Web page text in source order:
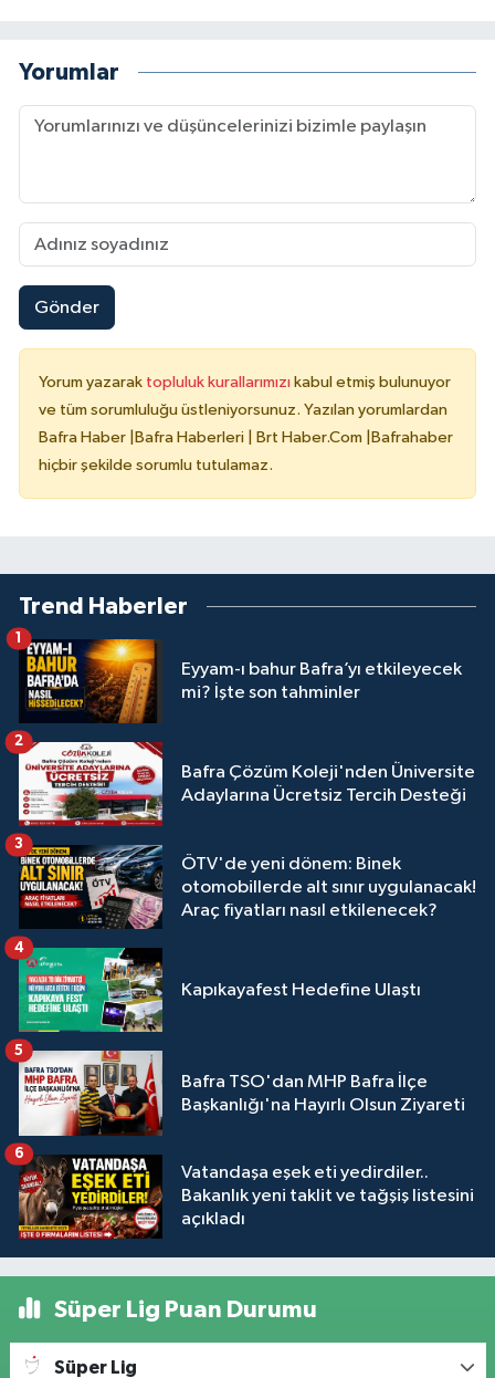
Yorumlar
Gönder
Yorum yazarak topluluk kurallarımızı kabul etmiş bulunuyor
ve tüm sorumluluğu üstleniyorsunuz. Yazılan yorumlardan
Bafra Haber |Bafra Haberleri | Brt Haber.Com |Bafrahaber
hiçbir şekilde sorumlu tutulamaz.
Trend Haberler
Eyyam-ı bahur Bafra’yı etkileyecek
mi? İşte son tahminler
1
Bafra Çözüm Koleji'nden Üniversite
Adaylarına Ücretsiz Tercih Desteği
2
ÖTV'de yeni dönem: Binek
otomobillerde alt sınır uygulanacak!
Araç fiyatları nasıl etkilenecek?
3
Kapıkayafest Hedefine Ulaştı
4
Bafra TSO'dan MHP Bafra İlçe
Başkanlığı'na Hayırlı Olsun Ziyareti
5
Vatandaşa eşek eti yedirdiler..
Bakanlık yeni taklit ve tağşiş listesini
açıkladı
6
Süper Lig Puan Durumu
Süper Lig